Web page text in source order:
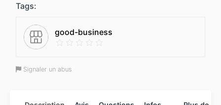
Tags:
good-business
Signaler un abus